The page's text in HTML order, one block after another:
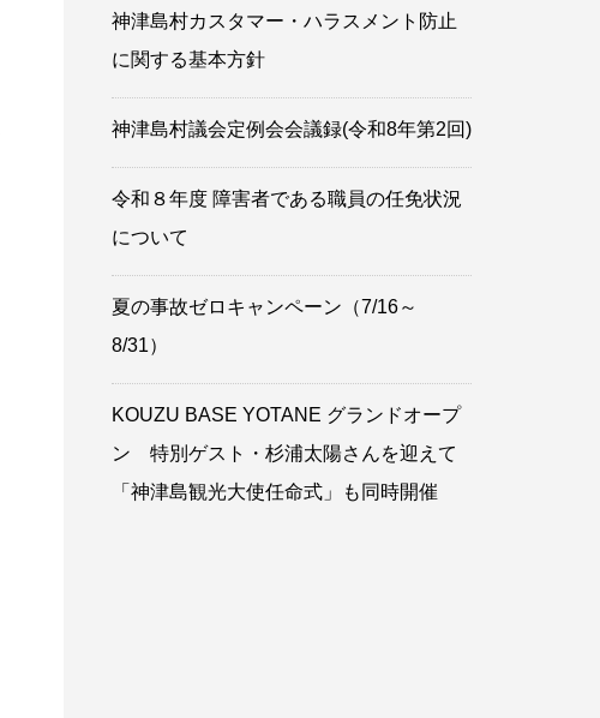
神津島村カスタマー・ハラスメント防止
に関する基本方針
神津島村議会定例会会議録(令和8年第2回)
令和８年度 障害者である職員の任免状況
について
夏の事故ゼロキャンペーン（7/16～
8/31）
KOUZU BASE YOTANE グランドオープ
ン 特別ゲスト・杉浦太陽さんを迎えて
「神津島観光大使任命式」も同時開催